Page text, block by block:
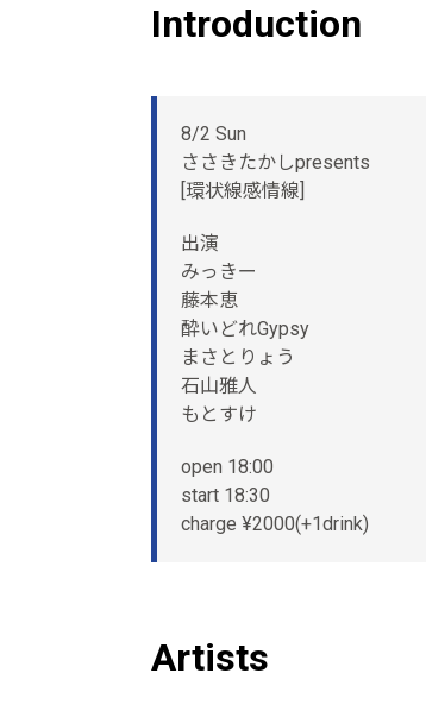
Introduction
8/2 Sun
ささきたかしpresents
[環状線感情線]
出演
みっきー
藤本恵
酔いどれGypsy
まさとりょう
石山雅人
もとすけ
open 18:00
start 18:30
charge ¥2000(+1drink)
Artists